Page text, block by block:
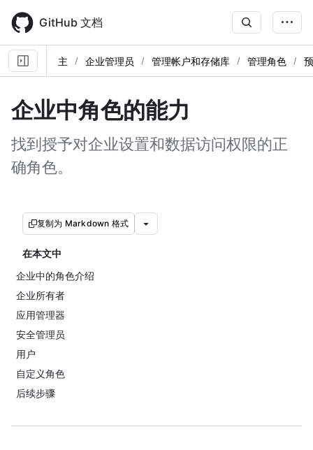
main
content
GitHub 文档
主 企业管理员 管理帐户和存储库 管理角色
企业中角色的能力
找到授予对企业设置和数据访问权限的正
确角色。
复制为 Markdown 格式
在本文中
企业中的角色介绍
企业所有者
应用管理器
安全管理员
用户
自定义角色
后续步骤